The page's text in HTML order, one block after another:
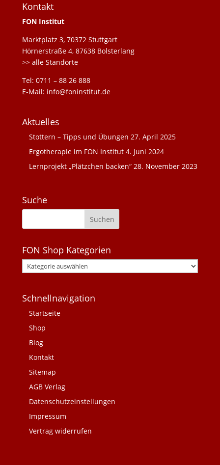
Kontakt
FON Institut
Marktplatz 3, 70372 Stuttgart
Hörnerstraße 4, 87638 Bolsterlang
>> alle Standorte
Tel: 0711 – 88 26 888
E-Mail: info@foninstitut.de
Aktuelles
Stottern – Tipps und Übungen 27. April 2025
Ergotherapie im FON Institut 4. Juni 2024
Lernprojekt „Plätzchen backen“ 28. November 2023
Suche
FON Shop Kategorien
Schnellnavigation
Startseite
Shop
Blog
Kontakt
Sitemap
AGB Verlag
Datenschutzeinstellungen
Impressum
Vertrag widerrufen